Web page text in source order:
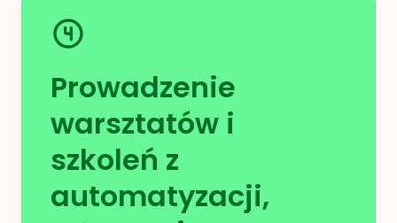
Prowadzenie
warsztatów i
szkoleń z
automatyzacji,